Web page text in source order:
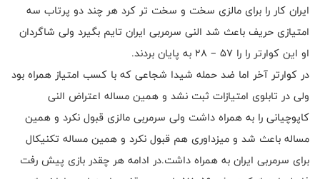
ایران کار را برای مالزی سخت و سخت تر کرد هر چند دو پرتاب سه
امتیازی حریف باعث شد النی سرمربی ایران تایم بگیرد ولی شاگردان
او این کوارتر را را 57 – 28 به پایان بردند.
در کوارتر آخر اما ضد حمله شیدا شجاعی که با کسب امتیاز همراه بود
ولی در تابلوی امتیازات ثبت نشد و همین مساله اعتراض النی
کاپوچیانی را به همراه داشت ولی سرمربی مالزی قبول نکرد و همین
مساله باعث شد و میزداوری هم قبول نکرد و همین مساله تکنیکال
برای سرمربی ایران به همراه داشت.در ادامه هر چقدر بازی پیش رفت